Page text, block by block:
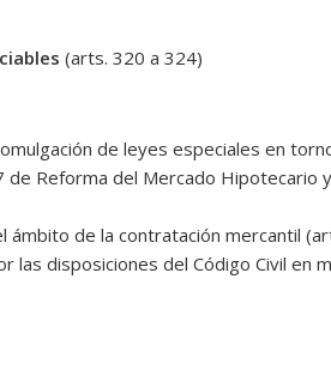
(arts. 320 a 324)
de leyes especiales en
Reforma del Mercado Hipotecario
de la contratación mercantil
disposiciones del Código Civil en